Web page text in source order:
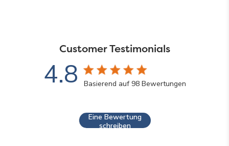
Customer Testimonials
4.8 4.8 Sterne Bewertung
Basierend auf 98 Bewertungen
Eine Bewertung
schreiben